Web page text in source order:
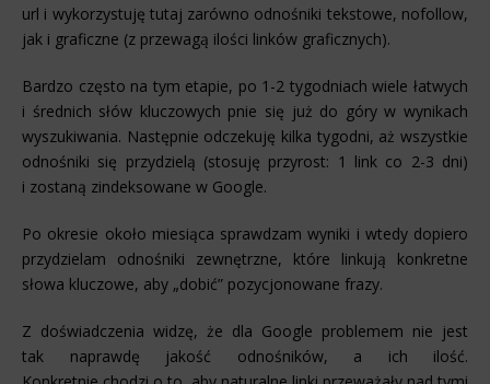
url i wykorzystuję tutaj zarówno odnośniki tekstowe, nofollow,
jak i graficzne (z przewagą ilości linków graficznych).
Bardzo często na tym etapie, po 1-2 tygodniach wiele łatwych
i średnich słów kluczowych pnie się już do góry w wynikach
wyszukiwania. Następnie odczekuję kilka tygodni, aż wszystkie
odnośniki się przydzielą (stosuję przyrost: 1 link co 2-3 dni)
i zostaną zindeksowane w Google.
Po okresie około miesiąca sprawdzam wyniki i wtedy dopiero
przydzielam odnośniki zewnętrzne, które linkują konkretne
słowa kluczowe, aby „dobić” pozycjonowane frazy.
Z doświadczenia widzę, że dla Google problemem nie jest
tak naprawdę jakość odnośników, a ich ilość.